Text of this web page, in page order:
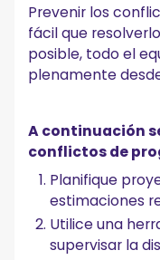
Prevenir los
fácil que
posible, todo el
plenamente
A continuación
conflictos de
Planifique
estimaciones
Utilice una
supervisar la